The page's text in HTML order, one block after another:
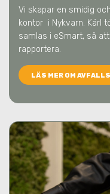
Vi skapar en smidig
kontor i Nykvarn. Kärl
samlas i eSmart, så
rapportera.
LÄS MER OM